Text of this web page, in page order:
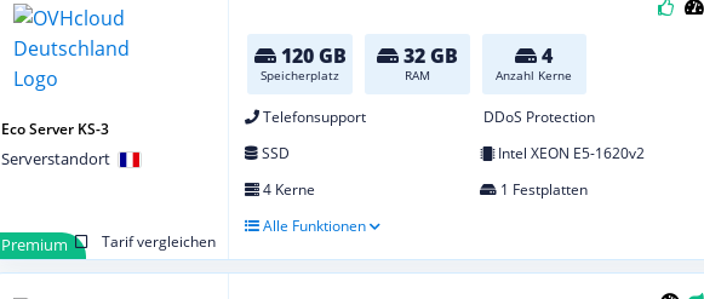
120 GB
Speicherplatz
32 GB
RAM
4
Anzahl Kerne
Telefonsupport
DDoS Protection
SSD
Intel XEON E5-1620v2
4 Kerne
1 Festplatten
Alle Funktionen
Premium
Tarif vergleichen
Eco Server KS-3
Serverstandort